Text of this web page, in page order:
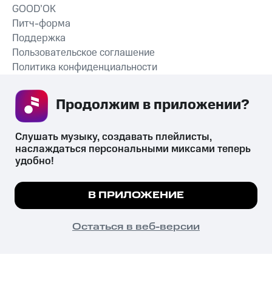
СКАЧАТЬ ПРИЛОЖЕНИЕ
GOOD’OK
Питч-форма
Поддержка
Пользовательское соглашение
Политика конфиденциальности
психотропных веществ, их аналогов причиняет вред здоровью,
их незаконный оборот запрещён и влечёт установленную
законодательством ответственность.
© 2026 ООО «КИОН».
Все права защищены
Мы используем куки, чтобы на сайте все
Подробнее
ПОНЯТНО
Слушать музыку, создавать плейлисты,
наслаждаться персональными миксами теперь
удобно!
В ПРИЛОЖЕНИЕ
Остаться в веб-версии